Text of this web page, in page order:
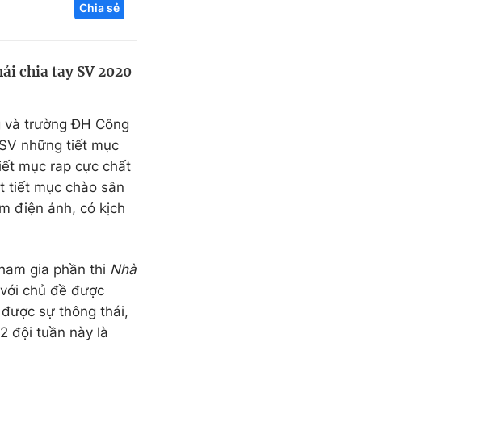
Hitech Công nghệ tương lai
Thị trường
Chia sẻ
chia tay SV 2020
trường ĐH Công
những tiết mục
mục rap cực chất
tiết mục chào sân
điện ảnh, có kịch
gia phần thi Nhà
chủ đề được
sự thông thái,
đội tuần này là